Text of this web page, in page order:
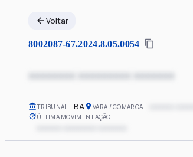
Voltar
8002087-67.2024.8.05.0054
xxxxxxxx xxxxxxxxx xxxxxxx
TRIBUNAL BA VARA / COMARCA
ÚLTIMA MOVIMENTAÇÃO